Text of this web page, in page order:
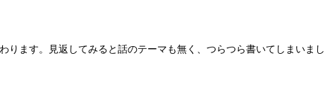
ります。見返してみると話のテーマも無く、つらつら書いてしまいまし